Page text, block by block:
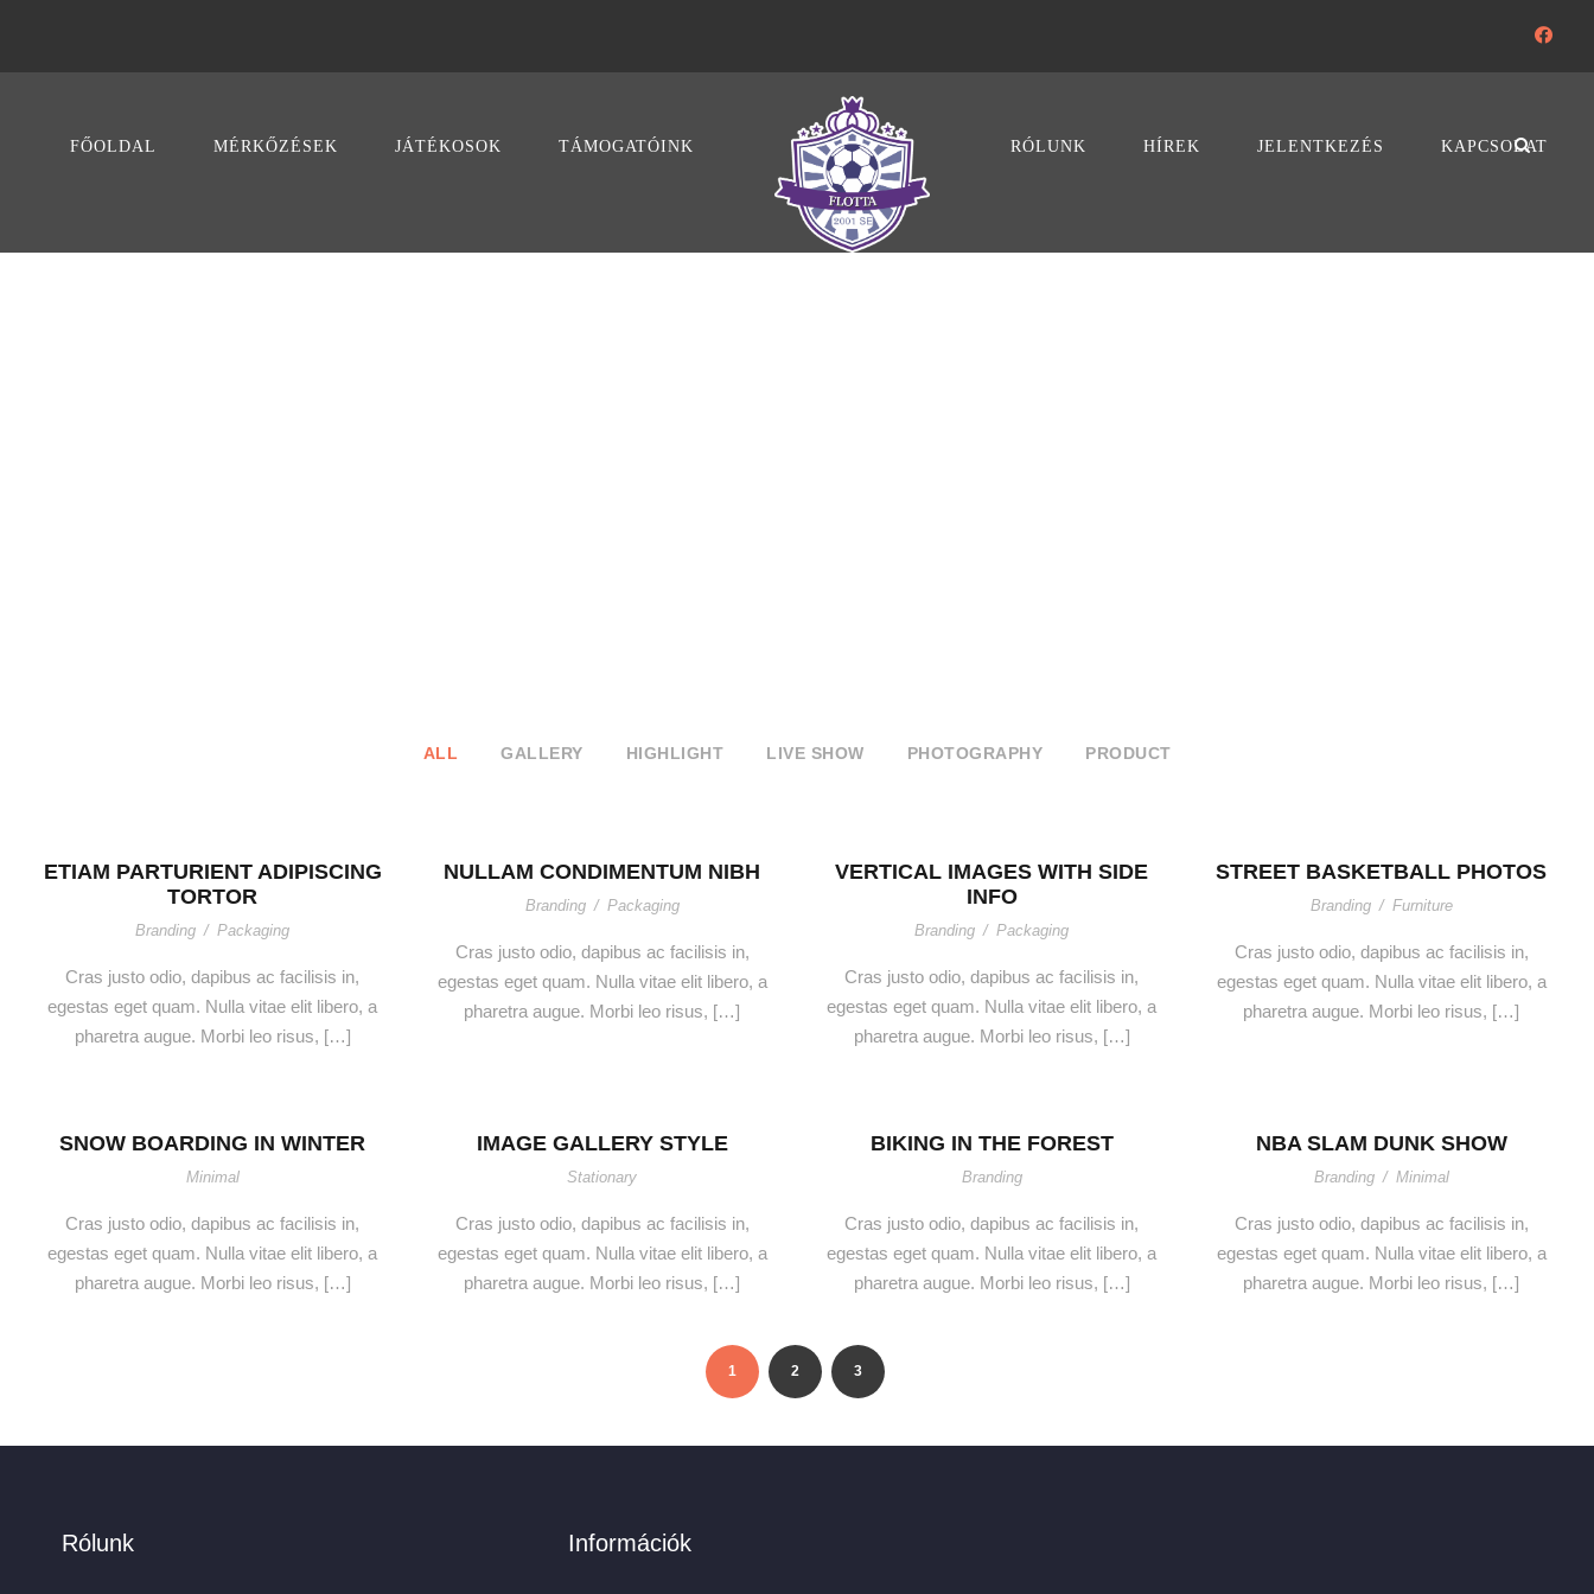
FŐOLDAL MÉRKŐZÉSEK JÁTÉKOSOK TÁMOGATÓINK RÓLUNK HÍREK JELENTKEZÉS KAPCSOLAT
ALL GALLERY HIGHLIGHT LIVE SHOW PHOTOGRAPHY PRODUCT
ETIAM PARTURIENT ADIPISCING
TORTOR
Branding / Packaging
Cras justo odio, dapibus ac facilisis in,
egestas eget quam. Nulla vitae elit libero, a
pharetra augue. Morbi leo risus, […]
NULLAM CONDIMENTUM NIBH
Branding / Packaging
Cras justo odio, dapibus ac facilisis in,
egestas eget quam. Nulla vitae elit libero, a
pharetra augue. Morbi leo risus, […]
VERTICAL IMAGES WITH SIDE
INFO
Branding / Packaging
Cras justo odio, dapibus ac facilisis in,
egestas eget quam. Nulla vitae elit libero, a
pharetra augue. Morbi leo risus, […]
STREET BASKETBALL PHOTOS
Branding / Furniture
Cras justo odio, dapibus ac facilisis in,
egestas eget quam. Nulla vitae elit libero, a
pharetra augue. Morbi leo risus, […]
SNOW BOARDING IN WINTER
Minimal
Cras justo odio, dapibus ac facilisis in,
egestas eget quam. Nulla vitae elit libero, a
pharetra augue. Morbi leo risus, […]
IMAGE GALLERY STYLE
Stationary
Cras justo odio, dapibus ac facilisis in,
egestas eget quam. Nulla vitae elit libero, a
pharetra augue. Morbi leo risus, […]
BIKING IN THE FOREST
Branding
Cras justo odio, dapibus ac facilisis in,
egestas eget quam. Nulla vitae elit libero, a
pharetra augue. Morbi leo risus, […]
NBA SLAM DUNK SHOW
Branding / Minimal
Cras justo odio, dapibus ac facilisis in,
egestas eget quam. Nulla vitae elit libero, a
pharetra augue. Morbi leo risus, […]
1 2 3
Rólunk Információk